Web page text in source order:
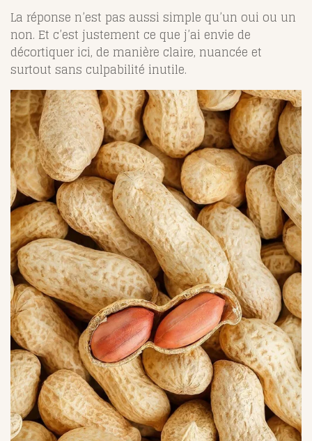
La réponse n’est pas aussi simple qu’un oui ou un
non. Et c’est justement ce que j’ai envie de
décortiquer ici, de manière claire, nuancée et
surtout sans culpabilité inutile.